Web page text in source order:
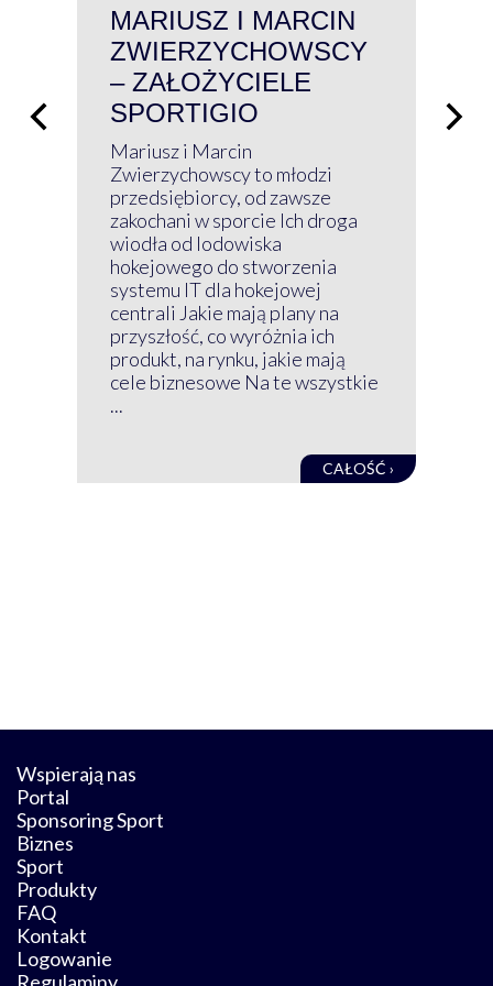
MARIUSZ I MARCIN
ZWIERZYCHOWSCY
– ZAŁOŻYCIELE
SPORTIGIO
Mariusz i Marcin
Zwierzychowscy to młodzi
przedsiębiorcy, od zawsze
zakochani w sporcie Ich droga
wiodła od lodowiska
hokejowego do stworzenia
systemu IT dla hokejowej
centrali Jakie mają plany na
przyszłość, co wyróżnia ich
produkt, na rynku, jakie mają
cele biznesowe Na te wszystkie
...
CAŁOŚĆ ›
Wspierają nas
Portal
Sponsoring Sport
Biznes
Sport
Produkty
FAQ
Kontakt
Logowanie